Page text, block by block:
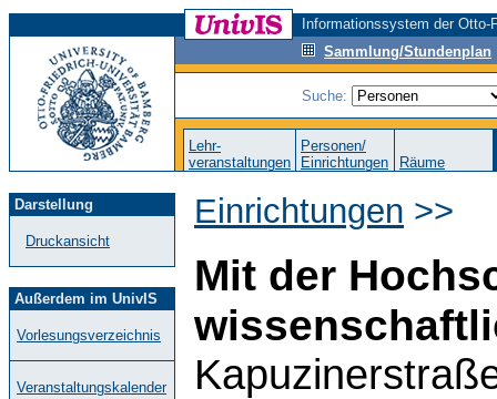
Informationssystem der
Sammlung/Stundenplan
Suche:
Lehr-
veranstaltungen
Personen/
Einrichtungen
Räume
Darstellung
Druckansicht
Außerdem im UnivIS
Vorlesungsverzeichnis
Veranstaltungskalender
Einrichtungen >>
Mit der